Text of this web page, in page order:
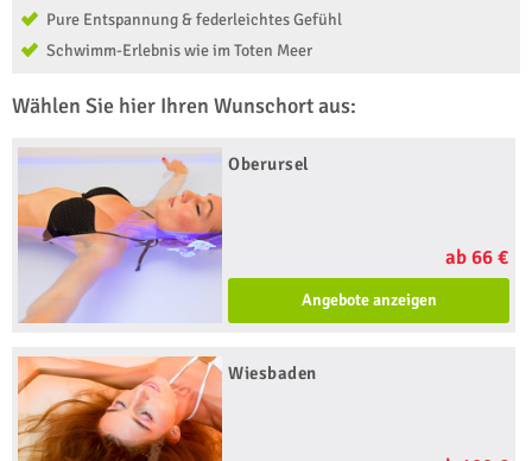
Pure Entspannung & federleichtes Gefühl
Schwimm-Erlebnis wie im Toten Meer
Wählen Sie hier Ihren Wunschort aus:
Oberursel
ab 66 €
Angebote anzeigen
Wiesbaden